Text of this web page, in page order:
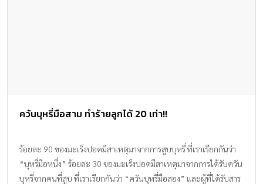
ควันบุหรี่มือสาม ทำร้ายลูกได้ 20 เท่า!!
ร้อยละ 90 ของมะเร็งปอดมีสาเหตุมาจากการสูบบุหรี่ ที่เราเรียกกันว่า
“บุหรี่มือหนึ่ง” ร้อยละ 30 ของมะเร็งปอดมีสาเหตุมาจากการได้รับควัน
บุหรี่จากคนที่สูบ ที่เราเรียกกันว่า “ควันบุหรี่มือสอง” และผู้ที่ได้รับสาร